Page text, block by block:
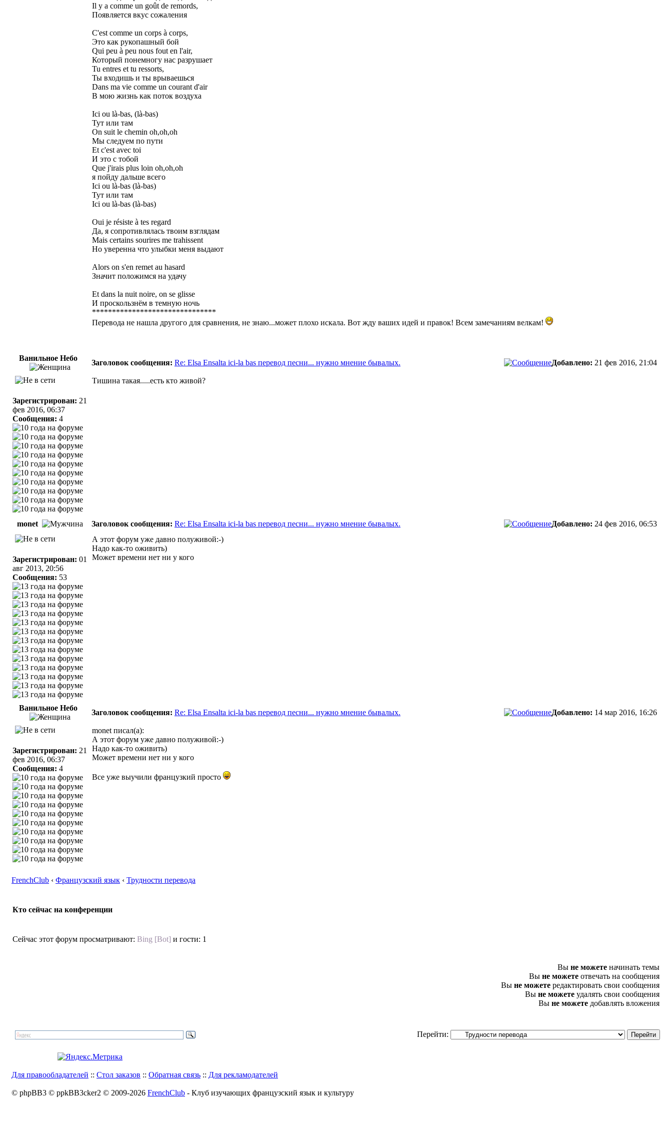
Il y a comme un goût de remords,
Появляется вкус сожаления
C'est comme un corps à corps,
Это как рукопашный бой
Qui peu à peu nous fout en l'air,
Который понемногу нас разрушает
Tu entres et tu ressorts,
Ты входишь и ты врываешься
Dans ma vie comme un courant d'air
В мою жизнь как поток воздуха
Ici ou là-bas, (là-bas)
Тут или там
On suit le chemin oh,oh,oh
Мы следуем по пути
Et c'est avec toi
И это с тобой
Que j'irais plus loin oh,oh,oh
я пойду дальше всего
Ici ou là-bas (là-bas)
Тут или там
Ici ou là-bas (là-bas)
Oui je résiste à tes regard
Да, я сопротивлялась твоим взглядам
Mais certains sourires me trahissent
Но уверенна что улыбки меня выдают
Alors on s'en remet au hasard
Значит положимся на удачу
Et dans la nuit noire, on se glisse
И проскользнём в темную ночь
*******************************
Перевода не нашла другого для сравнения, не знаю...может плохо искала. Вот жду ваших идей и правок! Всем замечаниям велкам!
Ванильное Небо
Заголовок сообщения: Re: Elsa Ensalta ici-la bas перевод песни... нужно мнение бывалых. Добавлено: 21 фев 2016, 21:04
Зарегистрирован: 21
фев 2016, 06:37
Сообщения: 4
Тишина такая.....есть кто живой?
monet Заголовок сообщения: Re: Elsa Ensalta ici-la bas перевод песни... нужно мнение бывалых. Добавлено: 24 фев 2016, 06:53
Зарегистрирован: 01
авг 2013, 20:56
Сообщения: 53
А этот форум уже давно полуживой:-)
Надо как-то оживить)
Может времени нет ни у кого
Ванильное Небо
Заголовок сообщения: Re: Elsa Ensalta ici-la bas перевод песни... нужно мнение бывалых. Добавлено: 14 мар 2016, 16:26
Зарегистрирован: 21
фев 2016, 06:37
Сообщения: 4
monet писал(а):
А этот форум уже давно полуживой:-)
Надо как-то оживить)
Может времени нет ни у кого
Все уже выучили французкий просто
FrenchClub ‹ Французский язык ‹ Трудности перевода
Кто сейчас на конференции
Сейчас этот форум просматривают: Bing [Bot] и гости: 1
Вы не можете начинать темы
Вы не можете отвечать на сообщения
Вы не можете редактировать свои сообщения
Вы не можете удалять свои сообщения
Вы не можете добавлять вложения
Перейти:
Для правообладателей :: Стол заказов :: Обратная связь :: Для рекламодателей
© phpBB3 © ppkBB3cker2 © 2009-2026 FrenchClub - Клуб изучающих французский язык и культуру